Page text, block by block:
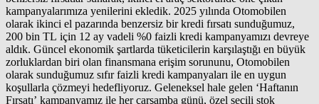
kampanyalarımıza yenilerini ekledik. 2025 yılında Otomobilen
olarak ikinci el pazarında benzersiz bir kredi fırsatı sunduğumuz,
200 bin TL için 12 ay vadeli %0 faizli kredi kampanyamızı devreye
aldık. Güncel ekonomik şartlarda tüketicilerin karşılaştığı en büyük
zorluklardan biri olan finansmana erişim sorununu, Otomobilen
olarak sunduğumuz sıfır faizli kredi kampanyaları ile en uygun
koşullarla çözmeyi hedefliyoruz. Geleneksel hale gelen ‘Haftanın
Fırsatı’ kampanyamız ile her çarşamba günü, özel seçili stok